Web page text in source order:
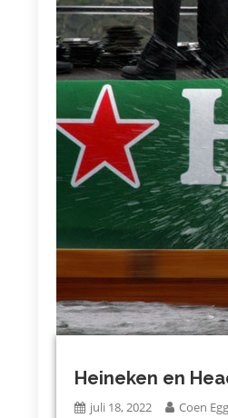
Heineken en
juli 18, 2022 Coen